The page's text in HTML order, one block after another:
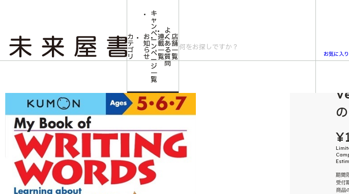
カ
テ
ゴ
リ
お
知
ら
せ
キ
ャ
ン
ペ
ー
ン
ペ
ー
ジ
一
覧
連
載
一
覧
よ
く
あ
る
質
問
店
舗
一
覧
お気に入り
Verbal Skills My Book of Writing Words 単語のおけいこ（子音と母音）
期間
受付
商品